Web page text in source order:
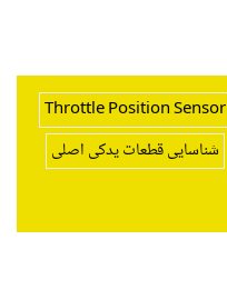
Throttle Position Sensor
شناسایی قطعات یدکی اصلی